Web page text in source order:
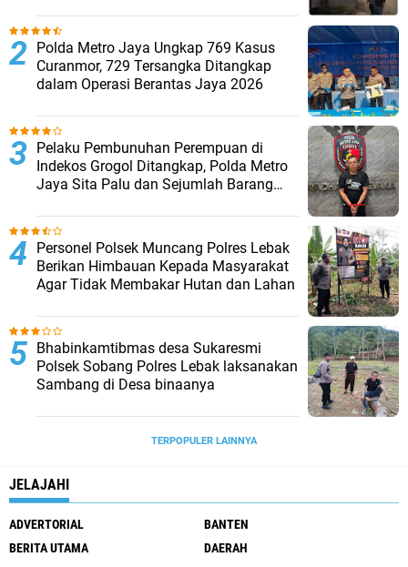
Polda Metro Jaya Ungkap 769 Kasus
Curanmor, 729 Tersangka Ditangkap
dalam Operasi Berantas Jaya 2026‎
Pelaku Pembunuhan Perempuan di
Indekos Grogol Ditangkap, Polda Metro
Jaya Sita Palu dan Sejumlah Barang
Personel Polsek Muncang Polres Lebak
Berikan Himbauan Kepada Masyarakat
Agar Tidak Membakar Hutan dan Lahan
Bhabinkamtibmas desa Sukaresmi
Polsek Sobang Polres Lebak laksanakan
Sambang di Desa binaanya
TERPOPULER LAINNYA
JELAJAHI
ADVERTORIAL
BANTEN
BERITA UTAMA
DAERAH